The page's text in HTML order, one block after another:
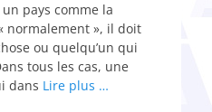
pays comme la
normalement », il doit
ou quelqu’un qui
tous les cas, une
dans Lire plus …